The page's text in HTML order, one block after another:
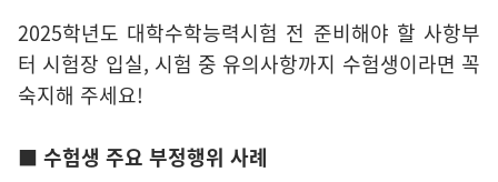
2025학년도 대학수학능력시험 전 준비해야 할 사항부
터 시험장 입실, 시험 중 유의사항까지 수험생이라면 꼭
숙지해 주세요!
■ 수험생 주요 부정행위 사례